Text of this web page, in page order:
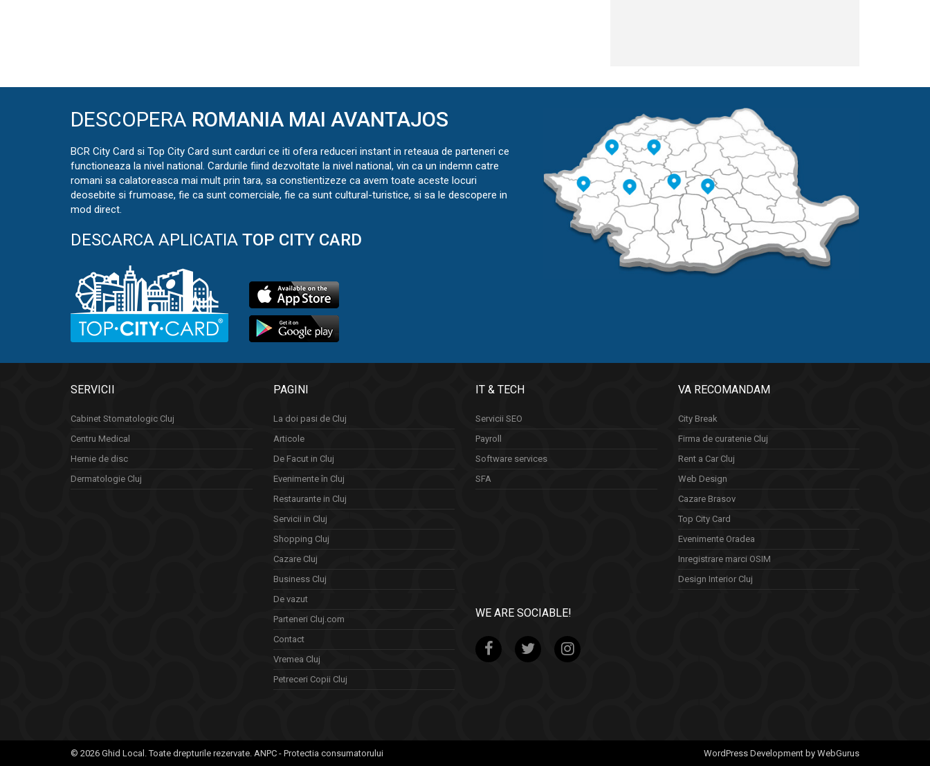
DESCOPERA ROMANIA MAI AVANTAJOS
BCR City Card si Top City Card sunt carduri ce iti ofera reduceri instant in reteaua de parteneri ce
functioneaza la nivel national. Cardurile fiind dezvoltate la nivel national, vin ca un indemn catre
romani sa calatoreasca mai mult prin tara, sa constientizeze ca avem toate aceste locuri
deosebite si frumoase, fie ca sunt comerciale, fie ca sunt cultural-turistice, si sa le descopere in
mod direct.
DESCARCA APLICATIA TOP CITY CARD
SERVICII
Cabinet Stomatologic Cluj
Centru Medical
Hernie de disc
Dermatologie Cluj
PAGINI
La doi pasi de Cluj
Articole
De Facut in Cluj
Evenimente în Cluj
Restaurante in Cluj
Servicii in Cluj
Shopping Cluj
Cazare Cluj
Business Cluj
De vazut
Parteneri Cluj.com
Contact
Vremea Cluj
Petreceri Copii Cluj
IT & TECH
Servicii SEO
Payroll
Software services
SFA
VA RECOMANDAM
City Break
Firma de curatenie Cluj
Rent a Car Cluj
Web Design
Cazare Brasov
Top City Card
Evenimente Oradea
Inregistrare marci OSIM
Design Interior Cluj
WE ARE SOCIABLE!
WordPress Development by WebGurus
© 2026 Ghid Local. Toate drepturile rezervate. ANPC - Protectia consumatorului